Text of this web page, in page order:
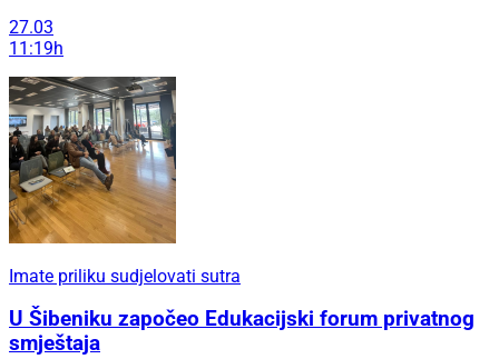
27.03
11:19h
Imate priliku sudjelovati sutra
U Šibeniku započeo Edukacijski forum privatnog
smještaja